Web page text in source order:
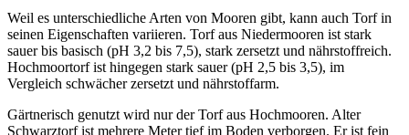
Weil es unterschiedliche Arten von Mooren gibt, kann auch Torf in
seinen Eigenschaften variieren. Torf aus Niedermooren ist stark
sauer bis basisch (pH 3,2 bis 7,5), stark zersetzt und nährstoffreich.
Hochmoortorf ist hingegen stark sauer (pH 2,5 bis 3,5), im
Vergleich schwächer zersetzt und nährstoffarm.
Gärtnerisch genutzt wird nur der Torf aus Hochmooren. Alter
Schwarztorf ist mehrere Meter tief im Boden verborgen. Er ist fein